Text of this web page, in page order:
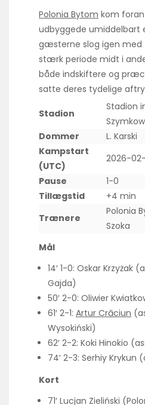
Polonia Bytom kom
udbyggede umiddelbart
gæsterne slog igen med
stærk periode midt i
både indskiftere og
satte deres tydelige
Stadion
Stadion
Dommer
L. Karski
Kampstart
(UTC)
2026-
Pause
1-0
Tillægstid
+4 min
Trænere
Polonia
Szoka
Mål
14′ 1-0: Oskar Krzyżak
Gajda)
50′ 2-0: Oliwier
61′ 2-1: Artur Crăciun
Wysokiński)
62′ 2-2: Koki Hinokio
74′ 2-3: Serhiy Krykun
Kort
71′ Lucjan Zieliński